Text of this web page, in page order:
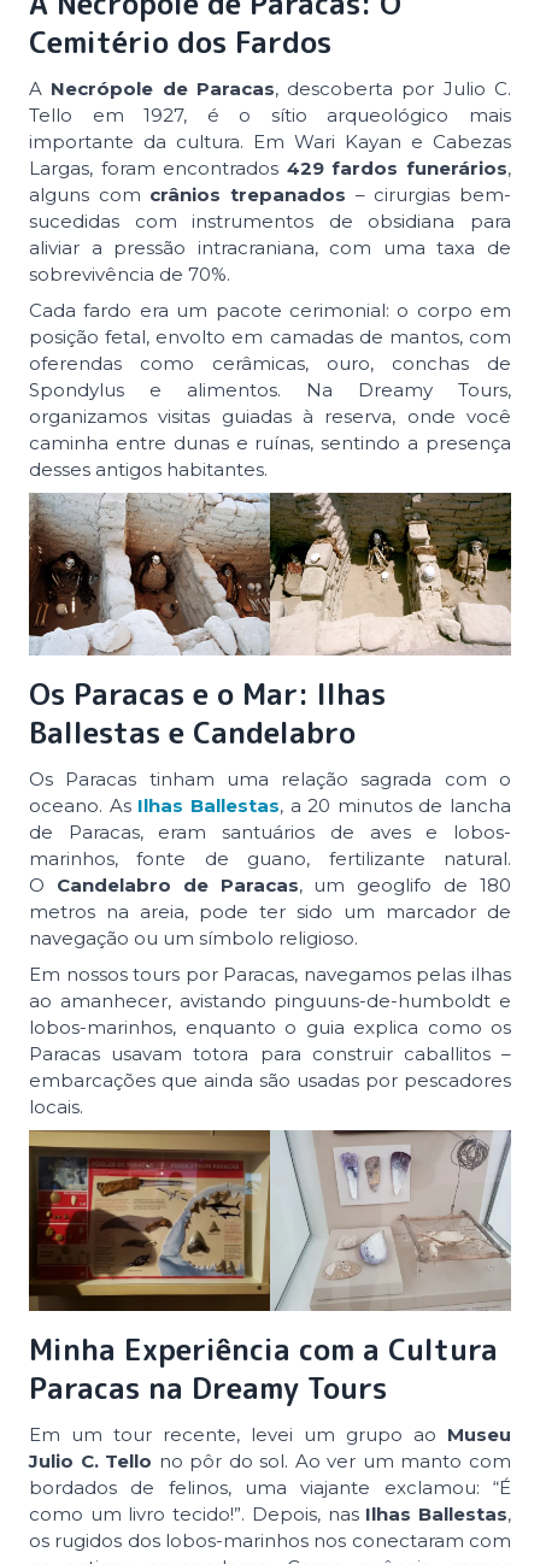
Cemitério dos Fardos
A Necrópole de Paracas, descoberta por Julio C.
Tello em 1927, é o sítio arqueológico mais
importante da cultura. Em Wari Kayan e Cabezas
Largas, foram encontrados 429 fardos funerários,
alguns com crânios trepanados – cirurgias bem-
sucedidas com instrumentos de obsidiana para
aliviar a pressão intracraniana, com uma taxa de
sobrevivência de 70%.
Cada fardo era um pacote cerimonial: o corpo em
posição fetal, envolto em camadas de mantos, com
oferendas como cerâmicas, ouro, conchas de
Spondylus e alimentos. Na Dreamy Tours,
organizamos visitas guiadas à reserva, onde você
caminha entre dunas e ruínas, sentindo a presença
desses antigos habitantes.
Os Paracas e o Mar: Ilhas
Ballestas e Candelabro
Os Paracas tinham uma relação sagrada com o
oceano. As Ilhas Ballestas, a 20 minutos de lancha
de Paracas, eram santuários de aves e lobos-
marinhos, fonte de guano, fertilizante natural.
O Candelabro de Paracas, um geoglifo de 180
metros na areia, pode ter sido um marcador de
navegação ou um símbolo religioso.
Em nossos tours por Paracas, navegamos pelas ilhas
ao amanhecer, avistando pinguuns-de-humboldt e
lobos-marinhos, enquanto o guia explica como os
Paracas usavam totora para construir caballitos–
embarcações que ainda são usadas por pescadores
locais.
Minha Experiência com a Cultura
Paracas na Dreamy Tours
Em um tour recente, levei um grupo ao Museu
Julio C. Tello no pôr do sol. Ao ver um manto com
bordados de felinos, uma viajante exclamou: “É
como um livro tecido!”. Depois, nas Ilhas Ballestas,
os rugidos dos lobos-marinhos nos conectaram com